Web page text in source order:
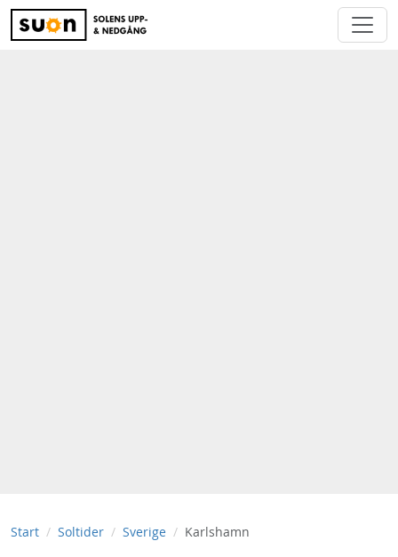
Start Soltider Sverige Karlshamn